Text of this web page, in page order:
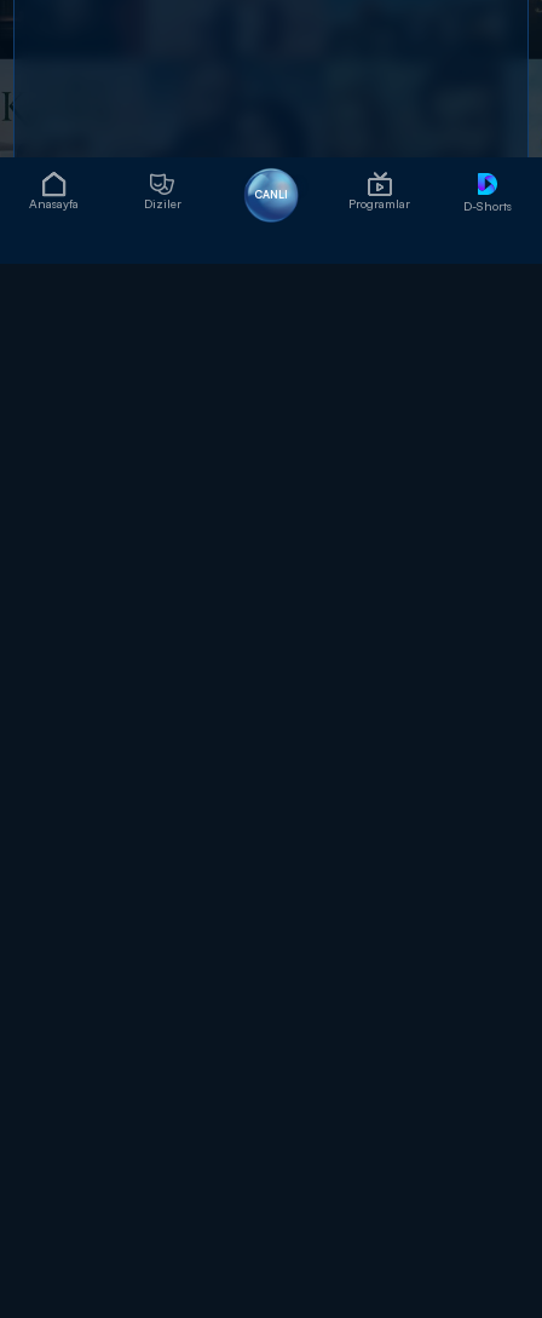
Anasayfa Diziler
CANLI
Programlar D-Shorts